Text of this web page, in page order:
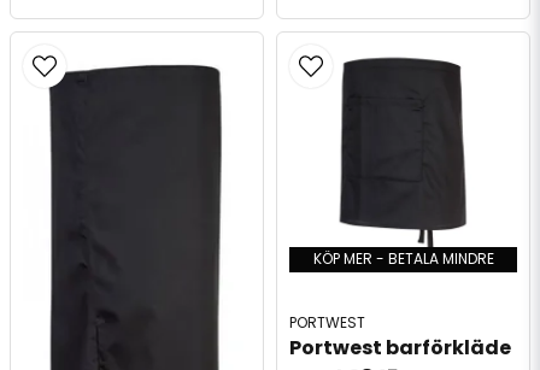
KÖP MER - BETALA MINDRE
PORTWEST
Portwest barförkläde